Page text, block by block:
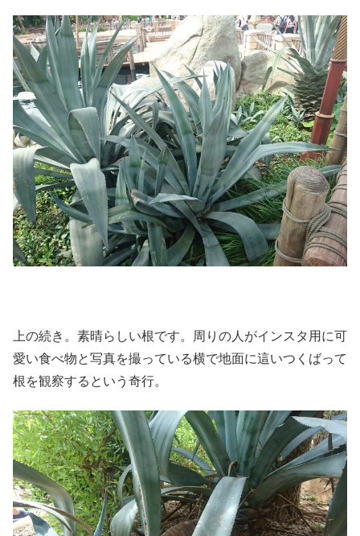
上の続き。素晴らしい根です。周りの人がインスタ用に可
愛い食べ物と写真を撮っている横で地面に這いつくばって
根を観察するという奇行。